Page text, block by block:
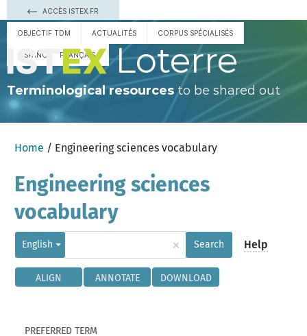
ACCÈS ISTEX.FR
OBJECTIF TDM ACTUALITÉS CORPUS SPÉCIALISÉS
ESPAÑOL FRANÇAIS Loterre
Terminological resourcesto be shared out
Home / Engineering sciences vocabulary
Engineering sciences
vocabulary
English × Search Help
ALIGN ANNOTATE DOWNLOAD
PREFERRED TERM